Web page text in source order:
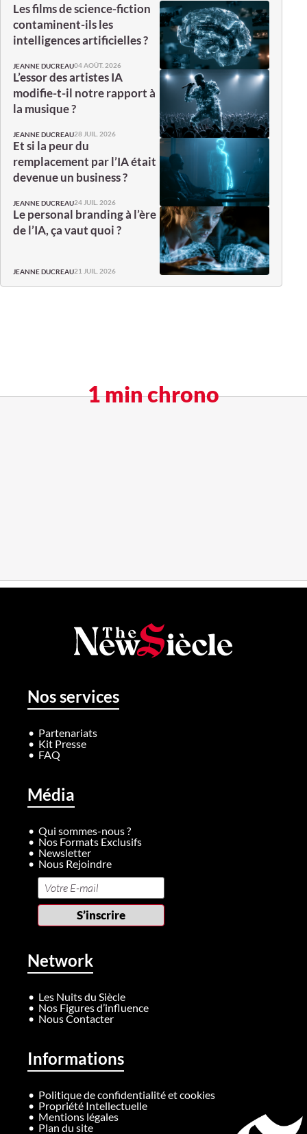
Les films de science-fiction
contaminent-ils les
intelligences artificielles ?
JEANNE DUCREAU04 AOÛT. 2026
L’essor des artistes IA
modifie-t-il notre rapport à
la musique ?
JEANNE DUCREAU28 JUIL. 2026
Et si la peur du
remplacement par l’IA était
devenue un business ?
JEANNE DUCREAU24 JUIL. 2026
Le personal branding à l’ère
de l’IA, ça vaut quoi ?
JEANNE DUCREAU21 JUIL. 2026
1 min chrono
Nos services
Partenariats
Kit Presse
FAQ
Média
Qui sommes-nous ?
Nos Formats Exclusifs
Newsletter
Nous Rejoindre
Network
Les Nuits du Siècle
Nos Figures d’influence
Nous Contacter
Informations
Politique de confidentialité et cookies
Propriété Intellectuelle
Mentions légales
Plan du site